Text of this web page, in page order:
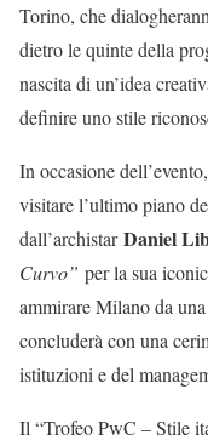
Torino, che
dietro le quinte della
nascita di un’idea
definire uno stile
In occasione
visitare l’ultimo piano
dall’archistarDaniel
Curvo” per la sua
ammirare Milano da
concluderà con una
istituzioni e del
Il “Trofeo PwC – Stile